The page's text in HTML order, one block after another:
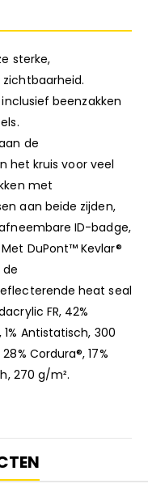
sterke,
beenzakken
de
het kruis voor veel
met
aan beide zijden,
ID-badge,
DuPont™ Kevlar®
heat seal
FR, 42%
Antistatisch, 300
Cordura®, 17%
270 g/m².